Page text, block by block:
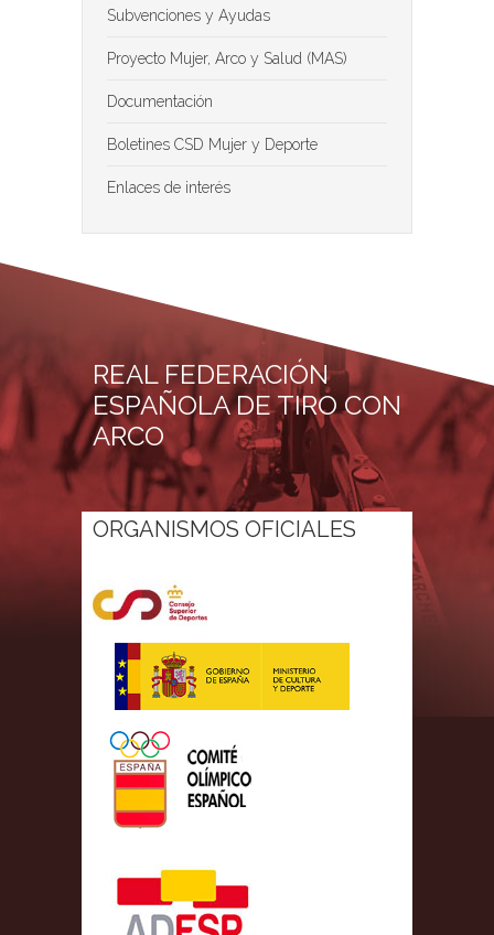
Subvenciones y Ayudas
Proyecto Mujer, Arco y Salud (MAS)
Documentación
Boletines CSD Mujer y Deporte
Enlaces de interés
REAL FEDERACIÓN
ESPAÑOLA DE TIRO CON
ARCO
ORGANISMOS OFICIALES